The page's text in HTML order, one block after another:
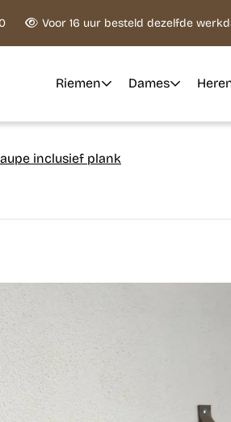
Voor 16 uur besteld dezelfde
Riemen Dames
inclusief plank